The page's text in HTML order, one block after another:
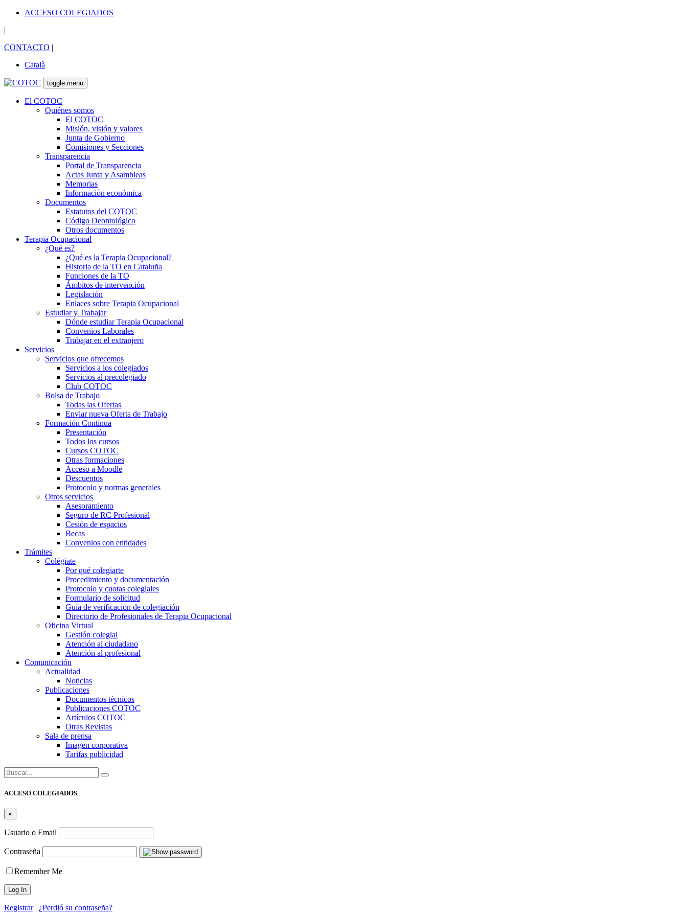
ACCESO COLEGIADOS
|
CONTACTO |
Català
toggle menu
El COTOC
Quiénes somos
El COTOC
Misión, visión y valores
Junta de Gobierno
Comisiones y Secciones
Transparencia
Portal de Transparencia
Actas Junta y Asambleas
Memorias
Información económica
Documentos
Estatutos del COTOC
Código Deontológico
Otros documentos
Terapia Ocupacional
¿Qué es?
¿Qué es la Terapia Ocupacional?
Historia de la TO en Cataluña
Funciones de la TO
Ámbitos de intervención
Legislación
Enlaces sobre Terapia Ocupacional
Estudiar y Trabajar
Dónde estudiar Terapia Ocupacional
Convenios Laborales
Trabajar en el extranjero
Servicios
Servicios que ofrecemos
Servicios a los colegiados
Servicios al precolegiado
Club COTOC
Bolsa de Trabajo
Todas las Ofertas
Enviar nueva Oferta de Trabajo
Formación Contínua
Presentación
Todos los cursos
Cursos COTOC
Otras formaciones
Acceso a Moodle
Descuentos
Protocolo y normas generales
Otros servicios
Asesoramiento
Seguro de RC Profesional
Cesión de espacios
Becas
Convenios con entidades
Trámites
Colégiate
Por qué colegiarte
Procedimiento y documentación
Protocolo y cuotas colegiales
Formulario de solicitud
Guía de verificación de colegiación
Directorio de Profesionales de Terapia Ocupacional
Oficina Virtual
Gestión colegial
Atención al ciudadano
Atención al profesional
Comunicación
Actualidad
Noticias
Publicaciones
Documentos técnicos
Publicaciones COTOC
Artículos COTOC
Otras Revistas
Sala de prensa
Imagen corporativa
Tarifas publicidad
Buscar:
ACCESO COLEGIADOS
×
Usuario o Email
Contraseña
Remember Me
Registrar| ¿Perdió su contraseña?